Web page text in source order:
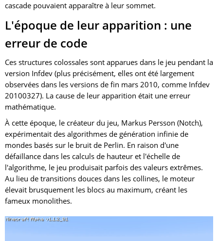
cascade pouvaient apparaître à leur sommet.
L'époque de leur apparition : une
erreur de code
Ces structures colossales sont apparues dans le jeu pendant la
version Infdev (plus précisément, elles ont été largement
observées dans les versions de fin mars 2010, comme Infdev
20100327). La cause de leur apparition était une erreur
mathématique.
À cette époque, le créateur du jeu, Markus Persson (Notch),
expérimentait des algorithmes de génération infinie de
mondes basés sur le bruit de Perlin. En raison d'une
défaillance dans les calculs de hauteur et l'échelle de
l'algorithme, le jeu produisait parfois des valeurs extrêmes.
Au lieu de transitions douces dans les collines, le moteur
élevait brusquement les blocs au maximum, créant les
fameux monolithes.